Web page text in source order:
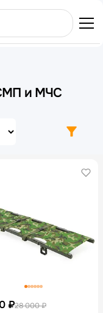
и МЧС
₽28 000 ₽